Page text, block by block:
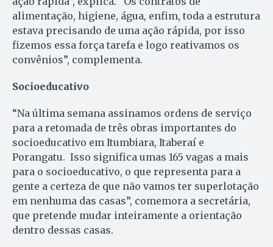
alimentação, higiene, água, enfim, toda a estrutura
estava precisando de uma ação rápida, por isso
fizemos essa força tarefa e logo reativamos os
convênios”, complementa.
Socioeducativo
“Na última semana assinamos ordens de serviço
para a retomada de três obras importantes do
socioeducativo em Itumbiara, Itaberaí e
Porangatu. Isso significa umas 165 vagas a mais
para o socioeducativo, o que representa para a
gente a certeza de que não vamos ter superlotação
em nenhuma das casas”, comemora a secretária,
que pretende mudar inteiramente a orientação
dentro dessas casas.